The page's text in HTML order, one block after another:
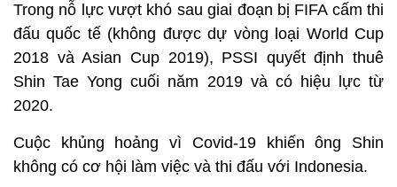
Trong nỗ lực vượt khó sau giai đoạn bị FIFA cấm thi
đấu quốc tế (không được dự vòng loại World Cup
2018 và Asian Cup 2019), PSSI quyết định thuê
Shin Tae Yong cuối năm 2019 và có hiệu lực từ
2020.
Cuộc khủng hoảng vì Covid-19 khiến ông Shin
không có cơ hội làm việc và thi đấu với Indonesia.